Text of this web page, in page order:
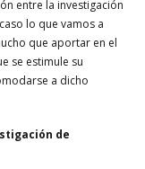
entre la investigación
lo que vamos a
que aportar en el
se estimule su
a dicho
de